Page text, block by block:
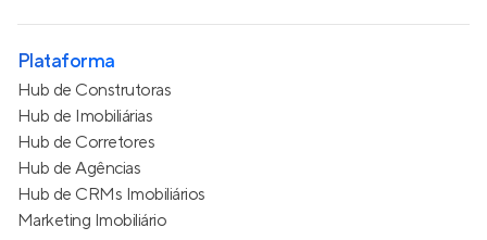
Plataforma
Hub de Construtoras
Hub de Imobiliárias
Hub de Corretores
Hub de Agências
Hub de CRMs Imobiliários
Marketing Imobiliário